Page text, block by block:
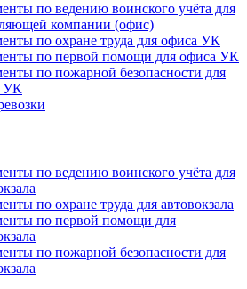
по ведению воинского учёта для
компании (офис)
по охране труда для офиса УК
по первой помощи для офиса УК
по пожарной безопасности для
УК
по ведению воинского учёта для
по охране труда для автовокзала
по первой помощи для
по пожарной безопасности для